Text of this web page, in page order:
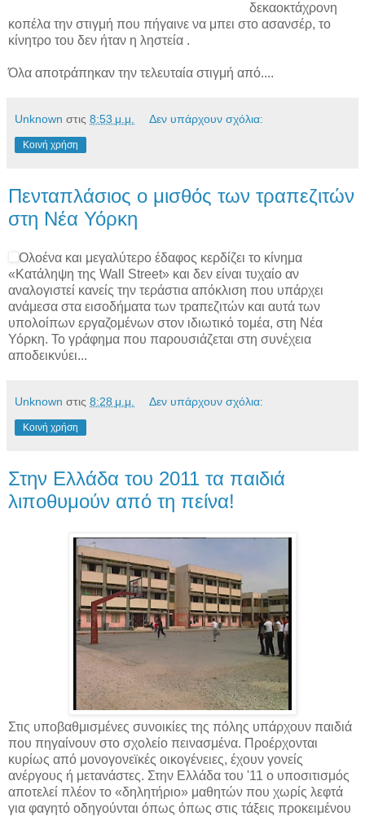
δεκαοκτάχρονη
κοπέλα την στιγμή που πήγαινε να μπει στο ασανσέρ, το
κίνητρο του δεν ήταν η ληστεία .
Όλα αποτράπηκαν την τελευταία στιγμή από....
Unknown στις 8:53 μ.μ. Δεν υπάρχουν σχόλια:
Κοινή χρήση
Πενταπλάσιος ο μισθός των τραπεζιτών
στη Νέα Υόρκη
Ολοένα και μεγαλύτερο έδαφος κερδίζει το κίνημα
«Κατάληψη της Wall Street» και δεν είναι τυχαίο αν
αναλογιστεί κανείς την τεράστια απόκλιση που υπάρχει
ανάμεσα στα εισοδήματα των τραπεζιτών και αυτά των
υπολοίπων εργαζομένων στον ιδιωτικό τομέα, στη Νέα
Υόρκη. Το γράφημα που παρουσιάζεται στη συνέχεια
αποδεικνύει...
Unknown στις 8:28 μ.μ. Δεν υπάρχουν σχόλια:
Κοινή χρήση
Στην Ελλάδα του 2011 τα παιδιά
λιποθυμούν από τη πείνα!
Στις υποβαθμισμένες συνοικίες της πόλης υπάρχουν παιδιά
που πηγαίνουν στο σχολείο πεινασμένα. Προέρχονται
κυρίως από μονογονεϊκές οικογένειες, έχουν γονείς
ανέργους ή μετανάστες. Στην Ελλάδα του '11 ο υποσιτισμός
αποτελεί πλέον το «δηλητήριο» μαθητών που χωρίς λεφτά
για φαγητό οδηγούνται όπως όπως στις τάξεις προκειμένου